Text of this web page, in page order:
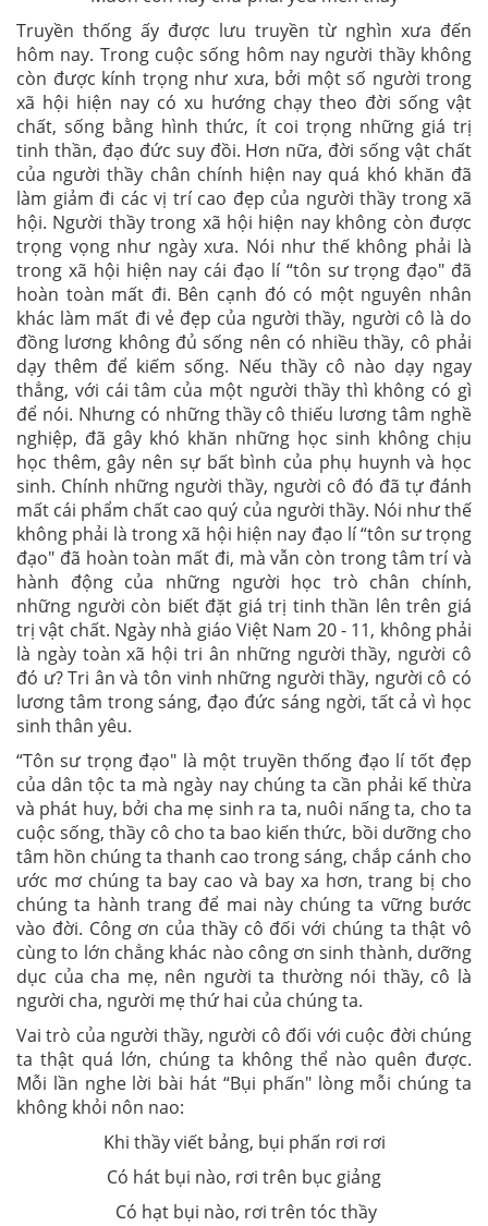
Truyền thống ấy được lưu truyền từ nghìn xưa đến
hôm nay. Trong cuộc sống hôm nay người thầy không
còn được kính trọng như xưa, bởi một số người trong
xã hội hiện nay có xu hướng chạy theo đời sống vật
chất, sống bằng hình thức, ít coi trọng những giá trị
tinh thần, đạo đức suy đồi. Hơn nữa, đời sống vật chất
của người thầy chân chính hiện nay quá khó khăn đã
làm giảm đi các vị trí cao đẹp của người thầy trong xã
hội. Người thầy trong xã hội hiện nay không còn được
trọng vọng như ngày xưa. Nói như thế không phải là
trong xã hội hiện nay cái đạo lí “tôn sư trọng đạo" đã
hoàn toàn mất đi. Bên cạnh đó có một nguyên nhân
khác làm mất đi vẻ đẹp của người thầy, người cô là do
đồng lương không đủ sống nên có nhiều thầy, cô phải
dạy thêm để kiếm sống. Nếu thầy cô nào dạy ngay
thẳng, với cái tâm của một người thầy thì không có gì
để nói. Nhưng có những thầy cô thiếu lương tâm nghề
nghiệp, đã gây khó khăn những học sinh không chịu
học thêm, gây nên sự bất bình của phụ huynh và học
sinh. Chính những người thầy, người cô đó đã tự đánh
mất cái phẩm chất cao quý của người thầy. Nói như thế
không phải là trong xã hội hiện nay đạo lí“tôn sư trọng
đạo" đã hoàn toàn mất đi, mà vẫn còn trong tâm trí và
hành động của những người học trò chân chính,
những người còn biết đặt giá trị tinh thần lên trên giá
trị vật chất. Ngày nhà giáo Việt Nam 20 - 11, không phải
là ngày toàn xã hội tri ân những người thầy, người cô
đó ư? Tri ân và tôn vinh những người thầy, người cô có
lương tâm trong sáng, đạo đức sáng ngời, tất cả vì học
sinh thân yêu.
“Tôn sư trọng đạo" là một truyền thống đạo lí tốt đẹp
của dân tộc ta mà ngày nay chúng ta cần phải kế thừa
và phát huy, bởi cha mẹ sinh ra ta, nuôi nấng ta, cho ta
cuộc sống, thầy cô cho ta bao kiến thức, bồi dưỡng cho
tâm hồn chúng ta thanh cao trong sáng, chắp cánh cho
ước mơ chúng ta bay cao và bay xa hơn, trang bị cho
chúng ta hành trang để mai này chúng ta vững bước
vào đời. Công ơn của thầy cô đối với chúng ta thật vô
cùng to lớn chẳng khác nào công ơn sinh thành, dưỡng
dục của cha mẹ, nên người ta thường nói thầy, cô là
người cha, người mẹ thứ hai của chúng ta.
Vai trò của người thầy, người cô đối với cuộc đời chúng
ta thật quá lớn, chúng ta không thể nào quên được.
Mỗi lần nghe lời bài hát “Bụi phấn"lòng mỗi chúng ta
không khỏi nôn nao:
Khi thầy viết bảng, bụi phấn rơi rơi
Có hát bụi nào, rơi trên bục giảng
Có hạt bụi nào, rơi trên tóc thầy